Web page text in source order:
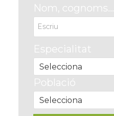
Nom, cognoms...
Especialitat
Població